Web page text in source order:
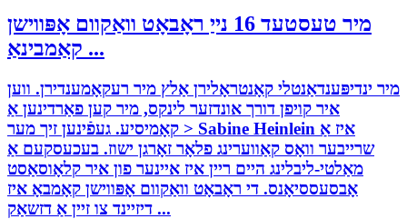
מיר טעסטעד 16 נייַ ראָבאָט וואַקוום אָפּווישן
קאַמבינאַ ...
מיר ינדיפּענדאַנטלי קאָנטראָלירן אַלץ מיר רעקאָמענדירן. ווען
איר קויפן דורך אונדזער לינקס, מיר קען פאַרדינען אַ
קאָמיסיע. געפֿינען זיך מער > Sabine Heinlein איז אַ
שרייבער וואָס קאַווערינג פלאָר זאָרגן ישוז. בעכעסקעם אַ
מאַלטי-ליבלינג היים ריין איז איינער פון איר קלאָוסאַסט
אָבסעססיאָנס. די ראָבאָט וואַקוום אָפּווישן קאָמבאָ איז
דיזיינד צו זיין אַ דזשאַק ...